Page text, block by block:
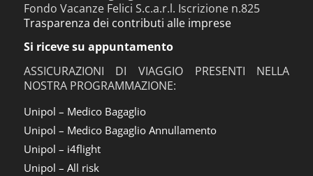
Fondo Vacanze Felici S.c.a.r.l. Iscrizione n.825
Trasparenza dei contributi alle imprese
Si riceve su appuntamento
ASSICURAZIONI DI VIAGGIO PRESENTI NELLA
NOSTRA PROGRAMMAZIONE:
Unipol – Medico Bagaglio
Unipol – Medico Bagaglio Annullamento
Unipol – i4flight
Unipol – All risk